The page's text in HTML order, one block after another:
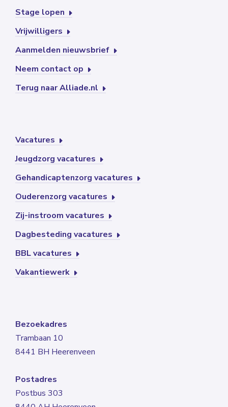
Stage lopen
Vrijwilligers
Aanmelden nieuwsbrief
Neem contact op
Terug naar Alliade.nl
Vacatures
Jeugdzorg vacatures
Gehandicaptenzorg vacatures
Ouderenzorg vacatures
Zij-instroom vacatures
Dagbesteding vacatures
BBL vacatures
Vakantiewerk
Bezoekadres
Trambaan 10
8441 BH Heerenveen
Postadres
Postbus 303